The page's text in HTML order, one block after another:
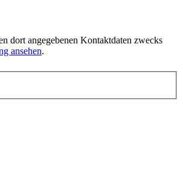
dort angegebenen Kontaktdaten zwecks
ansehen.